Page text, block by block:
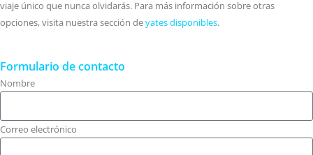
viaje único que nunca olvidarás. Para más información sobre otras
opciones, visita nuestra sección deyates disponibles.
Formulario de contacto
Nombre
Correo electrónico